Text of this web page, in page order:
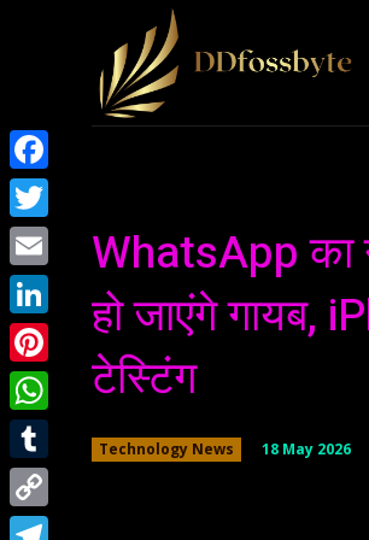
WhatsApp
हो जाएंगे गायब,
टेस्टिंग
Technology News 18 May 2026
Facebook
Twitter
Email
LinkedIn
Pinterest
WhatsApp
Tumblr
Copy